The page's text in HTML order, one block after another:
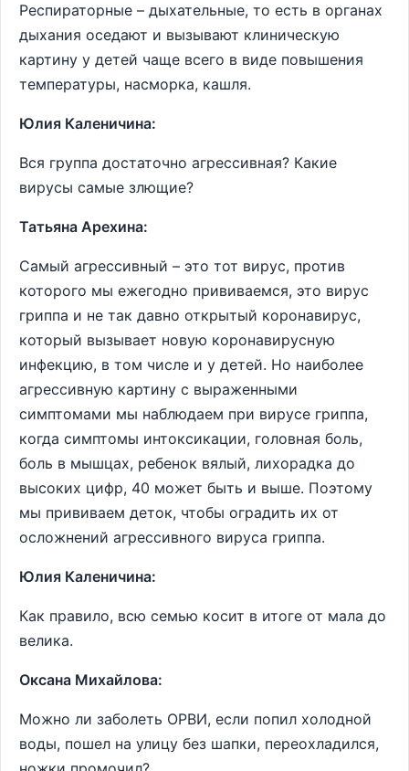
Респираторные – дыхательные, то есть в органах
дыхания оседают и вызывают клиническую
картину у детей чаще всего в виде повышения
температуры, насморка, кашля.
Юлия Каленичина:
Вся группа достаточно агрессивная? Какие
вирусы самые злющие?
Татьяна Арехина:
Самый агрессивный – это тот вирус, против
которого мы ежегодно прививаемся, это вирус
гриппа и не так давно открытый коронавирус,
который вызывает новую коронавирусную
инфекцию, в том числе и у детей. Но наиболее
агрессивную картину с выраженными
симптомами мы наблюдаем при вирусе гриппа,
когда симптомы интоксикации, головная боль,
боль в мышцах, ребенок вялый, лихорадка до
высоких цифр, 40 может быть и выше. Поэтому
мы прививаем деток, чтобы оградить их от
осложнений агрессивного вируса гриппа.
Юлия Каленичина:
Как правило, всю семью косит в итоге от мала до
велика.
Оксана Михайлова:
Можно ли заболеть ОРВИ, если попил холодной
воды, пошел на улицу без шапки, переохладился,